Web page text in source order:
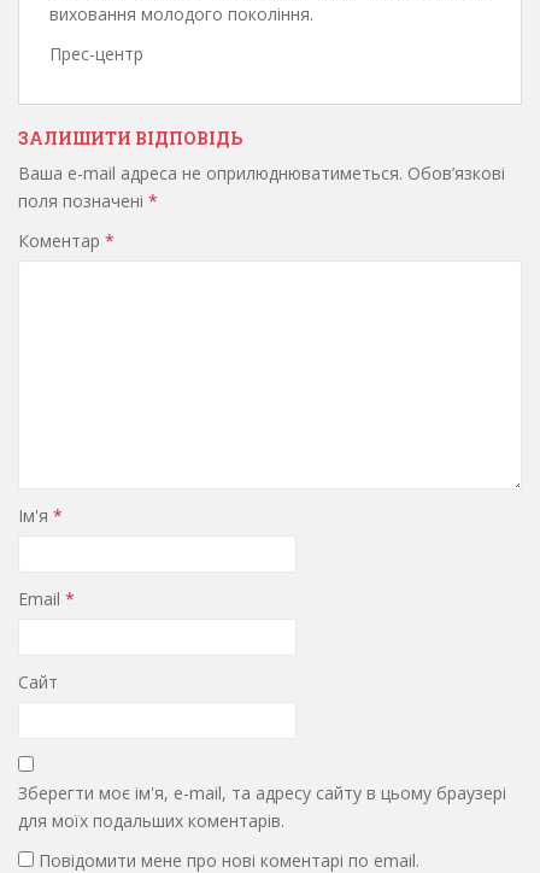
виховання молодого покоління.
Прес-центр
ЗАЛИШИТИ ВІДПОВІДЬ
Ваша e-mail адреса не оприлюднюватиметься. Обов’язкові
поля позначені *
Коментар *
Ім'я *
Email *
Сайт
Зберегти моє ім'я, e-mail, та адресу сайту в цьому браузері
для моїх подальших коментарів.
Повідомити мене про нові коментарі по email.